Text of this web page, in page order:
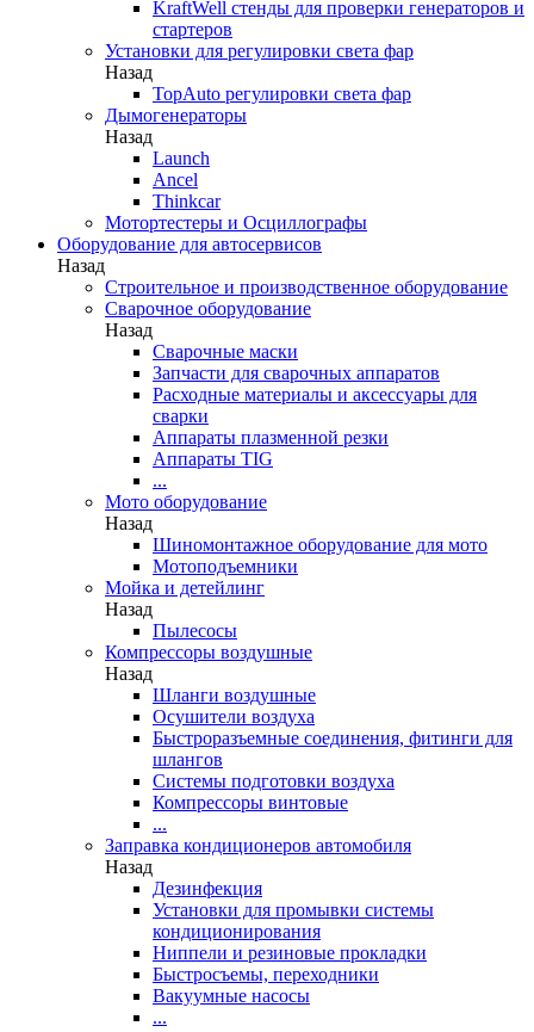
KraftWell стенды для проверки генераторов и
стартеров
Установки для регулировки света фар
Назад
TopAuto регулировки света фар
Дымогенераторы
Назад
Launch
Ancel
Thinkcar
Мотортестеры и Осциллографы
Оборудование для автосервисов
Назад
Строительное и производственное оборудование
Сварочное оборудование
Назад
Сварочные маски
Запчасти для сварочных аппаратов
Расходные материалы и аксессуары для
сварки
Аппараты плазменной резки
Аппараты TIG
...
Мото оборудование
Назад
Шиномонтажное оборудование для мото
Мотоподъемники
Мойка и детейлинг
Назад
Пылесосы
Компрессоры воздушные
Назад
Шланги воздушные
Осушители воздуха
Быстроразъемные соединения, фитинги для
шлангов
Системы подготовки воздуха
Компрессоры винтовые
...
Заправка кондиционеров автомобиля
Назад
Дезинфекция
Установки для промывки системы
кондиционирования
Ниппели и резиновые прокладки
Быстросъемы, переходники
Вакуумные насосы
...